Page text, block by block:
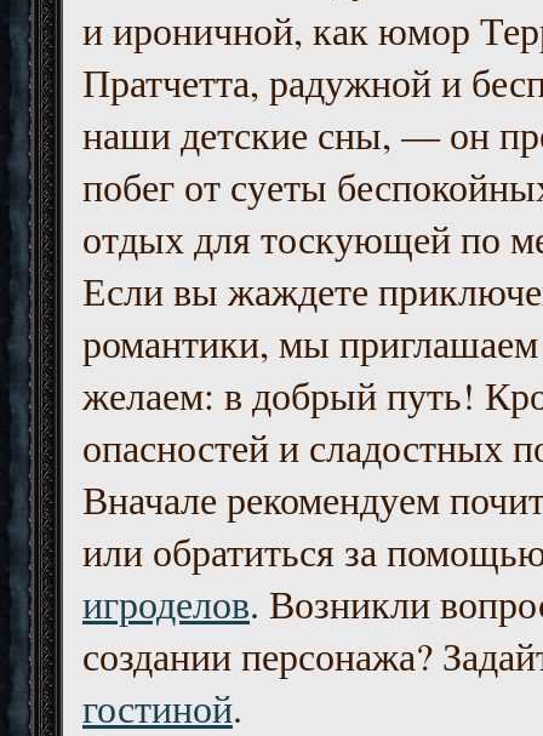
и ироничной, как юмор
Пратчетта, радужной и
наши детские сны, — он
побег от суеты
отдых для тоскующей по
Если вы жаждете
романтики, мы приглашаем
желаем: в добрый путь!
опасностей и сладостных
Вначале рекомендуем
или обратиться за
игроделов. Возникли
создании персонажа?
гостиной.